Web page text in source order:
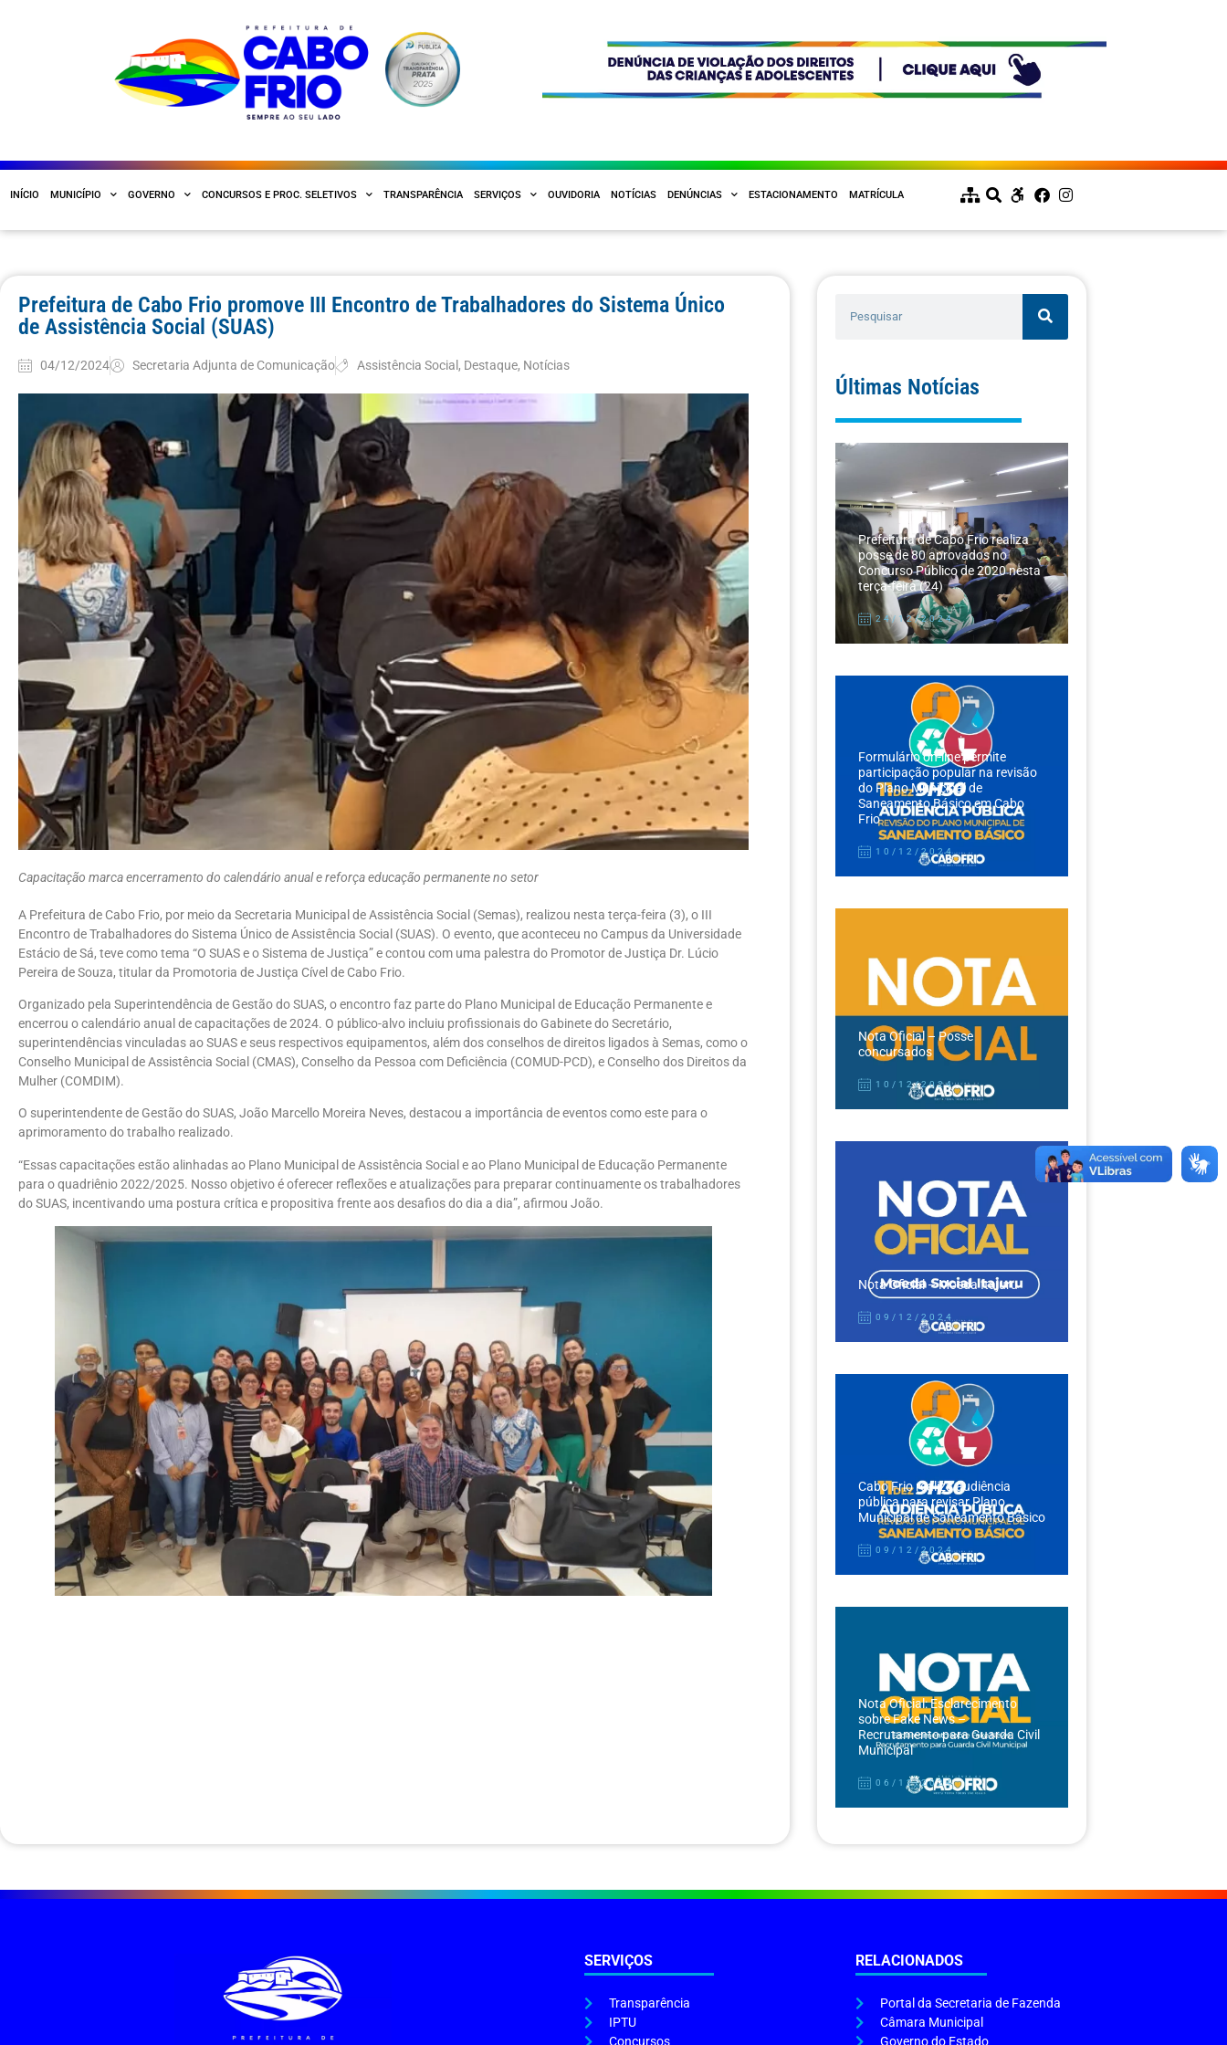
INÍCIO MUNICÍPIO GOVERNO CONCURSOS E PROC. SELETIVOS TRANSPARÊNCIA SERVIÇOS OUVIDORIA NOTÍCIAS DENÚNCIAS ESTACIONAMENTO MATRÍCULA
Prefeitura de Cabo Frio promove III Encontro de Trabalhadores do Sistema Único
de Assistência Social (SUAS)
04/12/2024 Secretaria Adjunta de Comunicação Assistência Social , Destaque, Notícias
Capacitação marca encerramento do calendário anual e reforça educação permanente no setor
A Prefeitura de Cabo Frio, por meio da Secretaria Municipal de Assistência Social (Semas), realizou nesta terça-feira (3), o III
Encontro de Trabalhadores do Sistema Único de Assistência Social (SUAS). O evento, que aconteceu no Campus da Universidade
Estácio de Sá, teve como tema “O SUAS e o Sistema de Justiça” e contou com uma palestra do Promotor de Justiça Dr. Lúcio
Pereira de Souza, titular da Promotoria de Justiça Cível de Cabo Frio.
Organizado pela Superintendência de Gestão do SUAS, o encontro faz parte do Plano Municipal de Educação Permanente e
encerrou o calendário anual de capacitações de 2024. O público-alvo incluiu profissionais do Gabinete do Secretário,
superintendências vinculadas ao SUAS e seus respectivos equipamentos, além dos conselhos de direitos ligados à Semas, como o
Conselho Municipal de Assistência Social (CMAS), Conselho da Pessoa com Deficiência (COMUD-PCD), e Conselho dos Direitos da
Mulher (COMDIM).
O superintendente de Gestão do SUAS, João Marcello Moreira Neves, destacou a importância de eventos como este para o
aprimoramento do trabalho realizado.
“Essas capacitações estão alinhadas ao Plano Municipal de Assistência Social e ao Plano Municipal de Educação Permanente
para o quadriênio 2022/2025. Nosso objetivo é oferecer reflexões e atualizações para preparar continuamente os trabalhadores
do SUAS, incentivando uma postura crítica e propositiva frente aos desafios do dia a dia”, afirmou João.
Últimas Notícias
Prefeitura de Cabo Frio realiza
posse de 80 aprovados no
Concurso Público de 2020 nesta
terça-feira (24)
24/12/2024
Formulário on-line permite
participação popular na revisão
do Plano Municipal de
Saneamento Básico em Cabo
Frio
10/12/2024
Nota Oficial – Posse
concursados
10/12/2024
Nota Oficial – Moeda Itajuru
09/12/2024
Cabo Frio realiza audiência
pública para revisar Plano
Municipal de Saneamento Básico
09/12/2024
Nota Oficial: Esclarecimento
sobre Fake News –
Recrutamento para Guarda Civil
Municipal
06/12/2024
SERVIÇOS
Transparência
IPTU
Concursos
RELACIONADOS
Portal da Secretaria de Fazenda
Câmara Municipal
Governo do Estado